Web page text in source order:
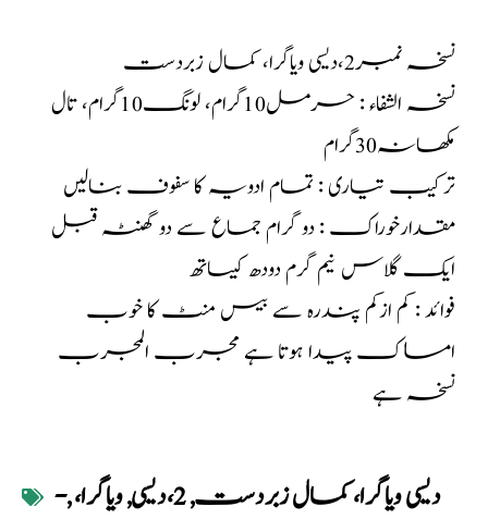
نسخہ نمبر2،دیسی ویاگرا، کمال زبردست
نسخہ الشفاء : حرمل10گرام، لونگ10گرام، تال
مکھانہ30گرام
ترکیب تیاری : تمام ادویہ کا سفوف بنالیں
مقدارخوراک : دو گرام جماع سے دو گھنٹہ قبل
ایک گلاس نیم گرم دودھ کیساتھ
فوائد : کم ازکم پندرہ سے بیس منٹ کا خوب
امساک پیدا ہوتا ہے مجرب المجرب
نسخہ ہے
-, ،دیسی ویاگرا، کمال زبردست,2،دیسی ,ویاگرا